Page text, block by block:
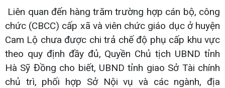
Liên quan đến hàng trăm trường hợp cán bộ, công
chức (CBCC) cấp xã và viên chức giáo dục ở huyện
Cam Lộ chưa được chi trả chế độ phụ cấp khu vực
theo quy định đầy đủ, Quyền Chủ tịch UBND tỉnh
Hà Sỹ Đồng cho biết, UBND tỉnh giao Sở Tài chính
chủ trì, phối hợp Sở Nội vụ và các ngành, địa